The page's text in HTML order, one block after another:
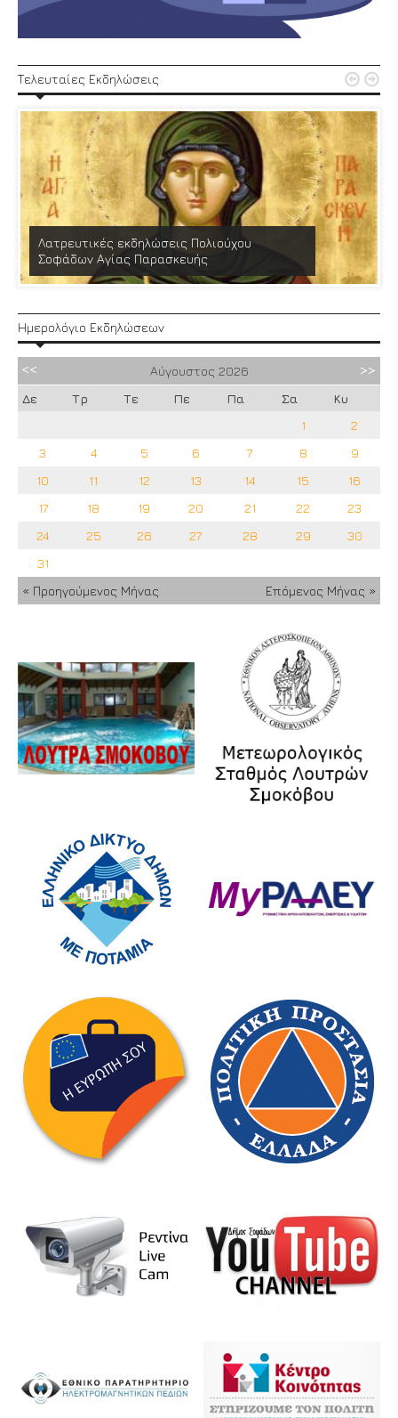
Τελευταίες Εκδηλώσεις
Λατρευτικές εκδηλώσεις Πολιούχου
Σοφάδων Αγίας Παρασκευής
 
Ημερολόγιο Εκδηλώσεων
Αύγουστος 2026
Δε
Τρ Τε Πε Πα Σα
Κυ
1
2
3
4 5 6 7 8
9
10
11 12 13 14 15
16
17
18 19 20 21 22
23
24
25 26 27 28 29
30
31
« Προηγούμενος Μήνας
Επόμενος Μήνας »